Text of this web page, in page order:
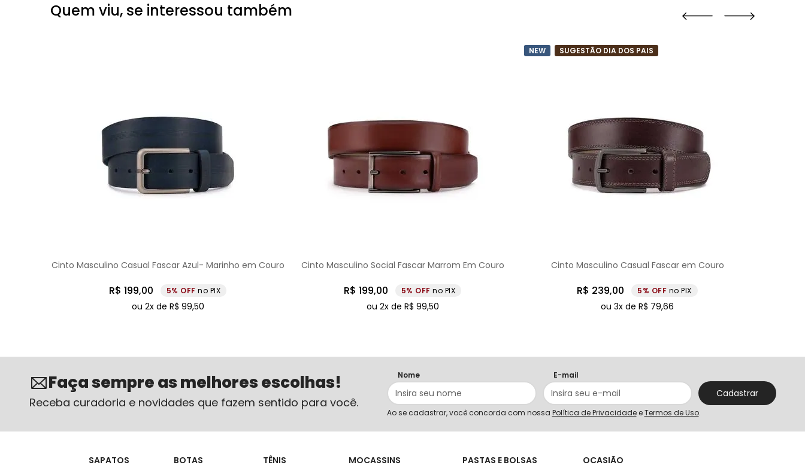
Quem viu, se interessou também
Cinto Masculino Casual Fascar Azul- Marinho em Couro
R$ 199,00 5% no PIX
ou 2x de R$ 99,50
Cinto Masculino Social Fascar Marrom Em Couro
R$ 199,00 5% no PIX
ou 2x de R$ 99,50
NEW SUGESTÃO DIA DOS PAIS
Cinto Masculino Casual Fascar em Couro
R$ 239,00 5% no PIX
ou 3x de R$ 79,66
Faça sempre as melhores escolhas!
Receba curadoria e novidades que fazem sentido para você.
Nome E-mail
Cadastrar
Ao se cadastrar, você concorda com nossa Política de Privacidadee Termos de Uso.
SAPATOS BOTAS TÊNIS MOCASSINS PASTAS E BOLSAS OCASIÃO